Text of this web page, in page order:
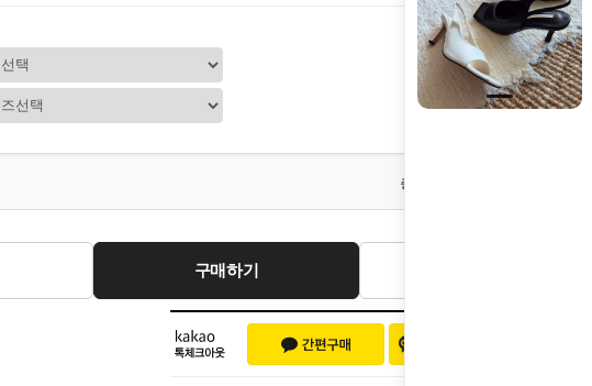
총 상품 금액
구매하기